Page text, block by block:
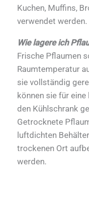
Kuchen, Muffins,
verwendet werden.
Wie lagere ich
Frische Pflaumen
Raumtemperatur
sie vollständig
können sie für
den Kühlschrank
Getrocknete
luftdichten
trockenen Ort
werden.